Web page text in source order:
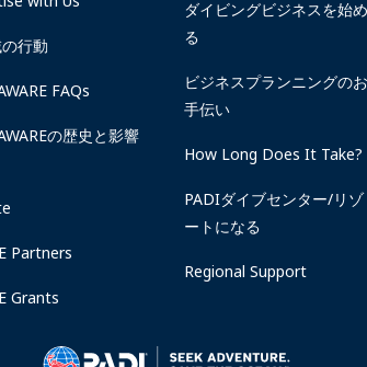
行動
FAQs
の歴史と影響
Partners
Grants
ダイビングビジネスを始め
る
ビジネスプランニングのお
手伝い
How Long Does It Take?
PADIダイブセンター/リゾ
ートになる
Regional Support